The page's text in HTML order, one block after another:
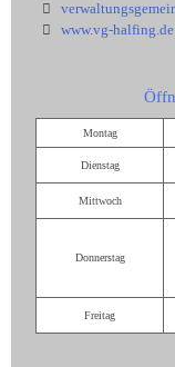
www.vg-halfing.de
Montag
Dienstag
Mittwoch
Donnerstag
Freitag